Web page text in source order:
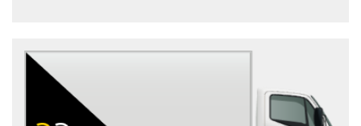
ширина 1.95 метра
высота 2-2.3 метра
вместимость 6 паллеты евро (1.2*0.8)